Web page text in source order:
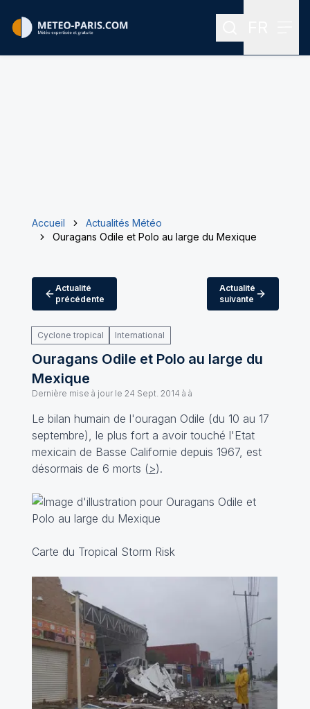
Rechercher
Accueil
Actualités Météo
Ouragans Odile et Polo au large du Mexique
Actualité
précédente
Actualité
suivante
Cyclone tropical International
Ouragans Odile et Polo au large du
Mexique
Dernière mise à jour le 24 Sept. 2014 à à
Le bilan humain de l'ouragan Odile (du 10 au 17
septembre), le plus fort a avoir touché l'Etat
mexicain de Basse Californie depuis 1967, est
désormais de 6 morts (>).
Carte du Tropical Storm Risk